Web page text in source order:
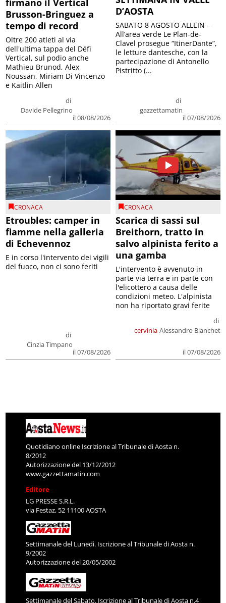
Brusson-Bringuez a
tempo di record
di
Davide Pellegrino
il 08/08/2026
Oltre 200 atleti al via
dell'ultima tappa del Défì
Vertical, sul podio anche
Mathieu Brunod, Alex
Noussan, Miriam Di Vincenzo
e Kaitlin Allen
D’AOSTA
di
gazzettamatin
il 07/08/2026
SABATO 8 AGOSTO ALLEIN –
All’area verde Le Plan-de-
Clavel prosegue “ItinerDante”,
le letture dantesche, con la
partecipazione di Antonello
Pistritto (...
CRONACA
Etroubles: camper in
fiamme nella galleria
di Echevennoz
di
Cinzia Timpano
il 07/08/2026
E in corso l'intervento dei vigili
del fuoco, non ci sono feriti
CRONACA
Scarica di sassi sul
Breithorn, tratto in
salvo alpinista ferito a
una gamba
cervinia
di
Alessandro Bianchet
il 07/08/2026
L'intervento è avvenuto in
parte via terra e in parte con
l'elicottero a causa delle
condizioni meteo. L'alpinista
non ha riportato gravi ferite
Quotidiano online Iscrizione al Tribunale di Aosta n.
8/2012
Autorizzazione del 13/12/2012
www.gazzettamatin.com
Editore
LG PRESSE S.R.L.
via Festaz, 52 11100 AOSTA
Settimanale del Lunedì. Iscrizione al Tribunale di Aosta n.
9/2002
Autorizzazione del 20/05/2002
Settimanale del Sabato. Iscrizione al Tribunale di Aosta n.4